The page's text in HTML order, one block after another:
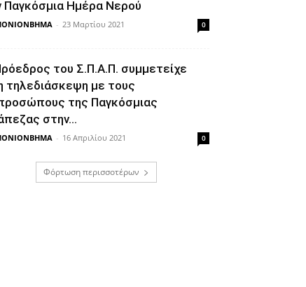
Παγκόσμια Ημέρα Νερού
- 23 Μαρτίου 2021 0
του Σ.Π.Α.Π. συμμετείχε
τηλεδιάσκεψη με τους
της Παγκόσμιας
στην...
- 16 Απριλίου 2021 0
Φόρτωση περισσοτέρων